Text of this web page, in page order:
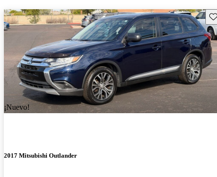
¡Nuevo!
2017 Mitsubishi Outlander